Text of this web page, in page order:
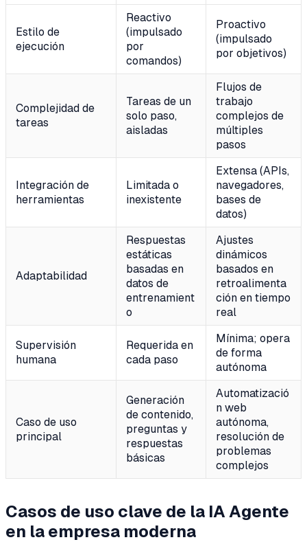
Estilo de
ejecución
Reactivo
(impulsado
por
comandos)
Proactivo
(impulsado
por objetivos)
Complejidad de
tareas
Tareas de un
solo paso,
aisladas
Flujos de
trabajo
complejos de
múltiples
pasos
Integración de
herramientas
Limitada o
inexistente
Extensa (APIs,
navegadores,
bases de
datos)
Adaptabilidad
Respuestas
estáticas
basadas en
datos de
entrenamient
o
Ajustes
dinámicos
basados en
retroalimenta
ción en tiempo
real
Supervisión
humana
Requerida en
cada paso
Mínima; opera
de forma
autónoma
Caso de uso
principal
Generación
de contenido,
preguntas y
respuestas
básicas
Automatizació
n web
autónoma,
resolución de
problemas
complejos
Casos de uso clave de la IA Agente
en la empresa moderna